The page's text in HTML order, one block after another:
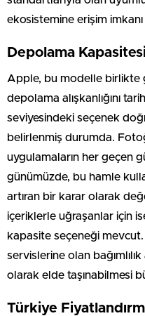
ekosistemine erişim imkanı
Depolama
Apple, bu modelle birlikte
depolama alışkanlığını
seviyesindeki seçenek
belirlenmiş durumda.
uygulamaların her geçen
günümüzde, bu hamle
artıran bir karar olarak
içeriklerle uğraşanlar için
kapasite seçeneği
servislerine olan
olarak elde taşınabilmesi
Türkiye